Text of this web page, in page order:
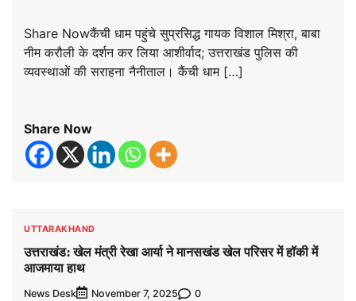
Share Nowकैंची धाम पहुंचे सुप्रसिद्ध गायक विशाल मिश्रा, बाबा
नीम करौली के दर्शन कर लिया आशीर्वाद; उत्तराखंड पुलिस की
व्यवस्थाओं की सराहना नैनीताल। कैंची धाम […]
Share Now
UTTARAKHAND
उत्तराखंड: खेल मंत्री रेखा आर्या ने मानसखंड खेल परिसर में हॉकी में
आजमाया हाथ
News Desk November 7, 2025 0